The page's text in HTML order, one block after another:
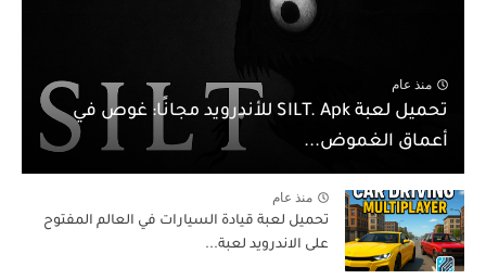
منذ عام
تحميل لعبة SILT. Apk للأندرويد مجانًا: غوص في
أعماق الغموض...
منذ عام
تحميل لعبة قيادة السيارات في العالم المفتوح
على الاندرويد لعبة...